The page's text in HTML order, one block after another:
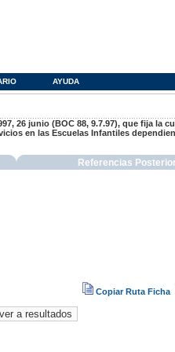
AYUDA
26 junio (BOC 88, 9.7.97), que fija la
en las Escuelas Infantiles
Referencias
Copiar Ruta Ficha